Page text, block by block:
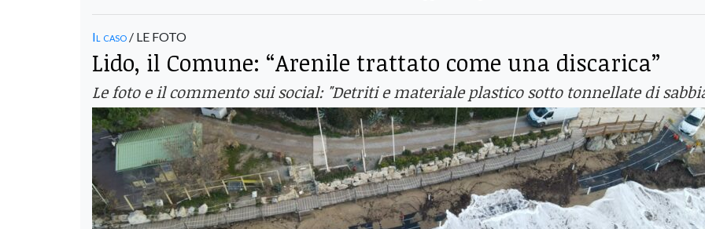
Il caso / LE FOTO
Lido, il Comune: “Arenile trattato come una discarica”
Le foto e il commento sui social: "Detriti e materiale plastico sotto tonnellate di